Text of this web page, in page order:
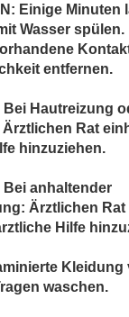
Einige Minuten
Wasser spülen.
entfernen.
Bei Hautreizung
Rat
hinzuziehen.
Bei anhaltender
Ärztlichen Rat
Hilfe
Kleidung
waschen.